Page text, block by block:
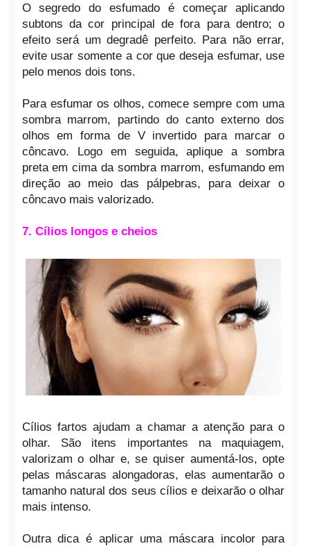
O segredo do esfumado é começar aplicando
subtons da cor principal de fora para dentro; o
efeito será um degradê perfeito. Para não errar,
evite usar somente a cor que deseja esfumar, use
pelo menos dois tons.
Para esfumar os olhos, comece sempre com uma
sombra marrom, partindo do canto externo dos
olhos em forma de V invertido para marcar o
côncavo. Logo em seguida, aplique a sombra
preta em cima da sombra marrom, esfumando em
direção ao meio das pálpebras, para deixar o
côncavo mais valorizado.
7. Cílios longos e cheios
Cílios fartos ajudam a chamar a atenção para o
olhar. São itens importantes na maquiagem,
valorizam o olhar e, se quiser aumentá-los, opte
pelas máscaras alongadoras, elas aumentarão o
tamanho natural dos seus cílios e deixarão o olhar
mais intenso.
Outra dica é aplicar uma máscara incolor para